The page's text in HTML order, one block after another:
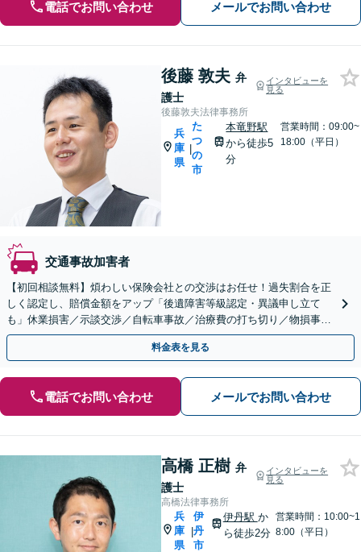
電話でお問い合わせ メールでお問い合わせ
後藤 敦夫 弁
護士
インタビューを
見る
後藤敦夫法律事務所
兵
庫
県
|
た
つ
の
市
本竜野駅
から徒歩5
分
営業時間：09:00~
18:00（平日）
交通事故加害者
【初回相談無料】煩わしい保険会社との交渉はお任せ！過失割合を正
しく認定し、賠償金額をアップ「後遺障害等級認定・異議申し立て
も」休業損害／示談交渉／自転車事故／治療費の打ち切り／物損事故
／死亡事故【休日・夜間相談可】【本竜野駅5分】
料金表を見る
電話でお問い合わせ メールでお問い合わせ
高橋 正樹 弁
護士
インタビューを
見る
高橋法律事務所
兵
庫
県
|
伊
丹
市
伊丹駅 か
ら徒歩2分
営業時間：10:00~1
8:00（平日）